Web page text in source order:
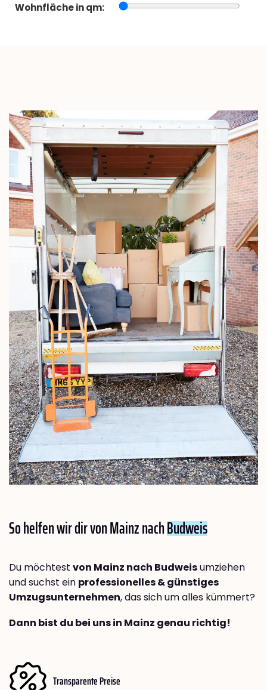
Wohnfläche in qm:
So helfen wir dir von Mainz nachBudweis
Du möchtest von Mainz nach Budweisumziehen
und suchst ein professionelles & günstiges
Umzugsunternehmen, das sich um alles kümmert?
Dann bist du bei uns in Mainz genau richtig!
Transparente Preise